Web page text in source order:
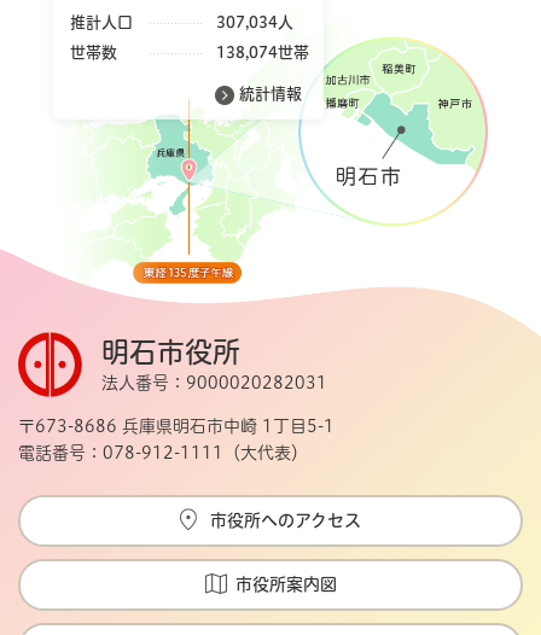
推計人口
307,034人
世帯数
138,074世帯
統計情報
明石市役所
法人番号：9000020282031
〒673-8686 兵庫県明石市中崎 1丁目5-1
電話番号：078-912-1111（大代表）
市役所へのアクセス
市役所案内図